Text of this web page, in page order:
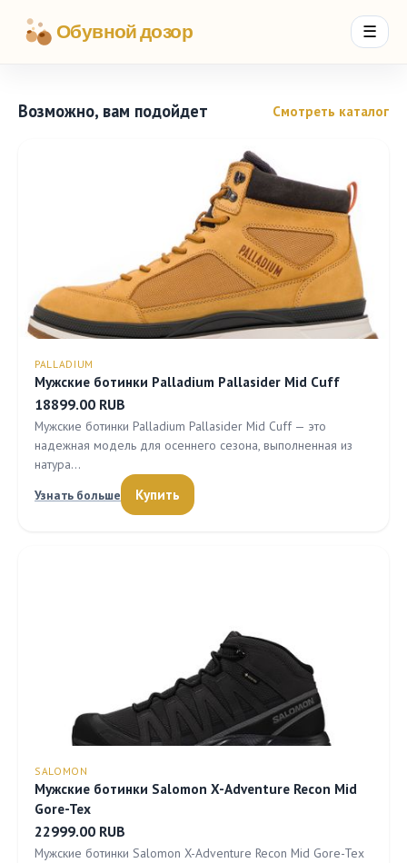
Обувной дозор ☰
Возможно, вам подойдет Смотреть каталог
PALLADIUM
Мужские ботинки Palladium Pallasider Mid Cuff
18899.00 RUB
Мужские ботинки Palladium Pallasider Mid Cuff — это
надежная модель для осеннего сезона, выполненная из
натура…
Узнать больше
Купить
SALOMON
Мужские ботинки Salomon X-Adventure Recon Mid
Gore-Tex
22999.00 RUB
Мужские ботинки Salomon X-Adventure Recon Mid Gore-Tex